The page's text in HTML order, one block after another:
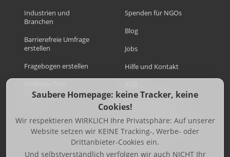
Industrien und
Branchen
Barrierefreie Umfrage
erstellen
Fragebogen erstellen
Spenden für NGOs
Blog
Jobs
Hilfe und Kontakt
Code of Conduct
Datenschutzerklärung
Impressum
Saubere Homepage: keine Tracker, keine
Cookies!
Wir respektieren WIRKLICH Ihre Privatsphäre: Auf unserer
Website setzen wir KEINE Tracking-, Werbe- oder
Drittanbieter-Cookies ein.
Und selbstverständlich verfolgen wir auch NICHT Ihr